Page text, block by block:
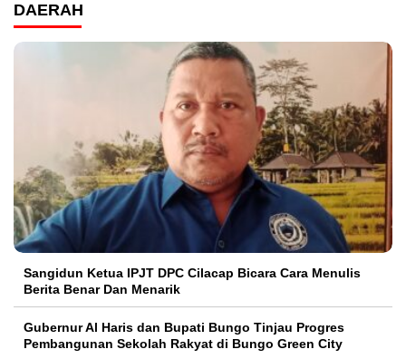
DAERAH
Sangidun Ketua IPJT DPC Cilacap Bicara Cara Menulis
Berita Benar Dan Menarik
​Gubernur Al Haris dan Bupati Bungo Tinjau Progres
Pembangunan Sekolah Rakyat di Bungo Green City